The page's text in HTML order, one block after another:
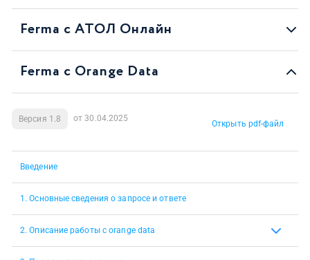
Ferma с АТОЛ Онлайн
Ferma с Orange Data
Версия 1.8 от 30.04.2025
Открыть pdf-файл
Введение
1. Основные сведения о запросе и ответе
2. Описание работы с orange data